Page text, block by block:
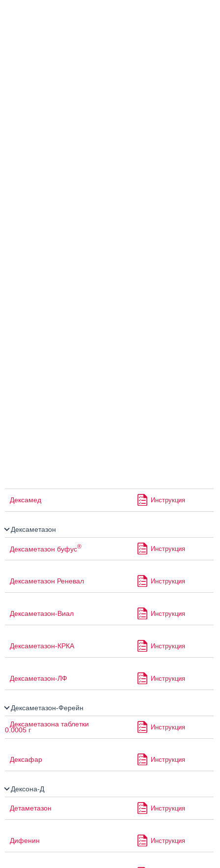
Дексамед Инструкция
Дексаметазон
Дексаметазон буфус® Инструкция
Дексаметазон Реневал Инструкция
Дексаметазон-Виал Инструкция
Дексаметазон-КРКА Инструкция
Дексаметазон-ЛФ Инструкция
Дексаметазон-Ферейн
Дексаметазона таблетки
0.0005 г Инструкция
Дексафар Инструкция
Дексона-Д
Детаметазон Инструкция
Дифенин Инструкция